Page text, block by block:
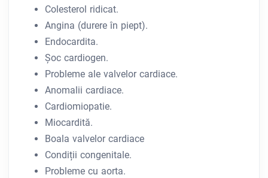
Colesterol ridicat.
Angina (durere în piept).
Endocardita.
Șoc cardiogen.
Probleme ale valvelor cardiace.
Anomalii cardiace.
Cardiomiopatie.
Miocardită.
Boala valvelor cardiace
Condiții congenitale.
Probleme cu aorta.